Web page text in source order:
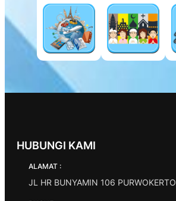
HUBUNGI KAMI
ALAMAT :
JL HR BUNYAMIN 106 PURWOKERTO